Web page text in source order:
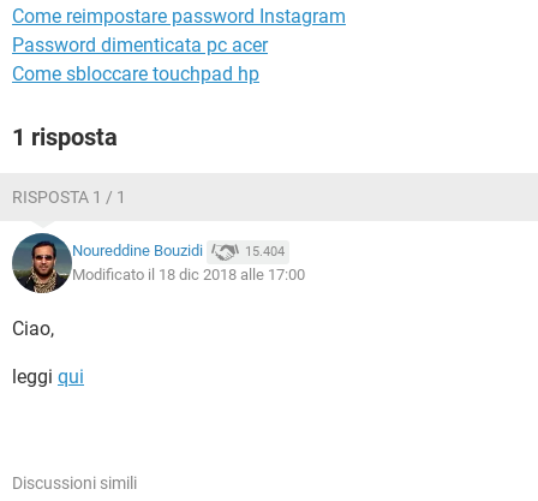
Come reimpostare password Instagram
Password dimenticata pc acer
Come sbloccare touchpad hp
1 risposta
RISPOSTA 1 / 1
Noureddine Bouzidi 15.404
Modificato il 18 dic 2018 alle 17:00
Ciao,
leggi qui
Discussioni simili